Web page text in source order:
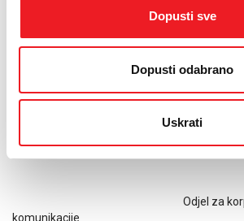
Dopusti sve
Dopusti odabrano
Uskrati
vijećem) traju više od četiri godine, mi, kao
poduzeće, u pregovorima tražimo
Na koncu, želimo posebno naglasiti kako su
prava za Sport Klub kanal u ovom trenutku
Odjel za
komunikacije